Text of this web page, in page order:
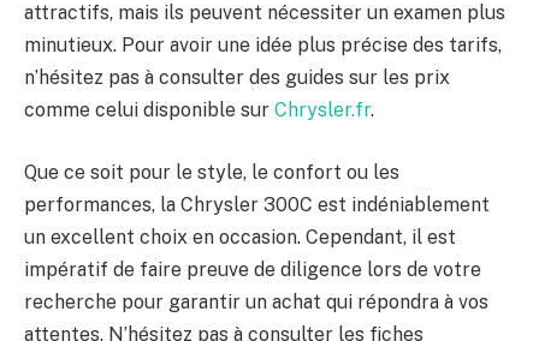
attractifs, mais ils peuvent nécessiter un examen plus
minutieux. Pour avoir une idée plus précise des tarifs,
n’hésitez pas à consulter des guides sur les prix
comme celui disponible sur Chrysler.fr.
Que ce soit pour le style, le confort ou les
performances, la Chrysler 300C est indéniablement
un excellent choix en occasion. Cependant, il est
impératif de faire preuve de diligence lors de votre
recherche pour garantir un achat qui répondra à vos
attentes. N’hésitez pas à consulter les fiches